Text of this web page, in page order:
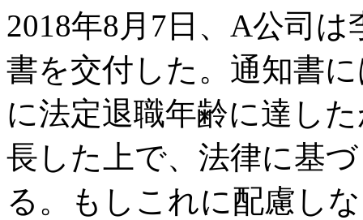
2018年8月7日、A公司
書を交付した。通知書
に法定退職年齢に達し
長した上で、法律に基
る。もしこれに配慮し